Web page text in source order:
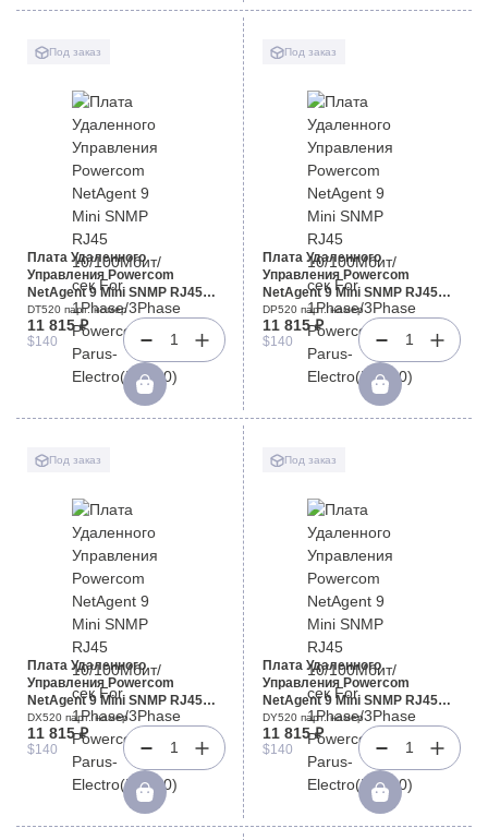
Под заказ
Плата Удаленного
Управления Powercom
NetAgent 9 Mini SNMP RJ45
10/100Мбит/сек For
1Phase/3Phase Powercom
Parus-Electro(DT520)
DT520 парт. номер
11 815 ₽
$140 1
Под заказ
Плата Удаленного
Управления Powercom
NetAgent 9 Mini SNMP RJ45
10/100Мбит/сек For
1Phase/3Phase Powercom
Parus-Electro(DP520)
DP520 парт. номер
11 815 ₽
$140 1
Под заказ
Плата Удаленного
Управления Powercom
NetAgent 9 Mini SNMP RJ45
10/100Мбит/сек For
1Phase/3Phase Powercom
Parus-Electro(DX520)
DX520 парт. номер
11 815 ₽
$140 1
Под заказ
Плата Удаленного
Управления Powercom
NetAgent 9 Mini SNMP RJ45
10/100Мбит/сек For
1Phase/3Phase Powercom
Parus-Electro(DY520)
DY520 парт. номер
11 815 ₽
$140 1